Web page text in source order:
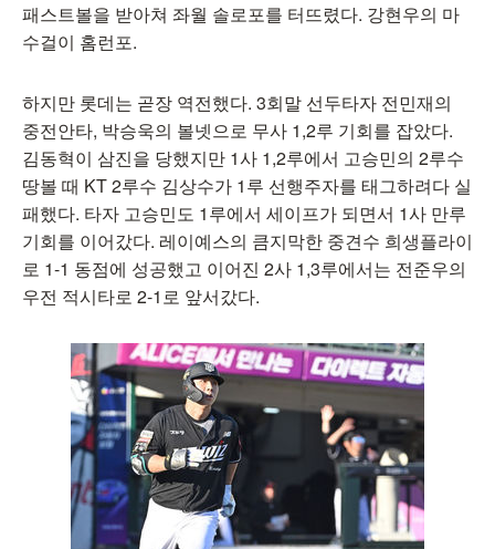
패스트볼을 받아쳐 좌월 솔로포를 터뜨렸다. 강현우의 마
수걸이 홈런포.
하지만 롯데는 곧장 역전했다. 3회말 선두타자 전민재의
중전안타, 박승욱의 볼넷으로 무사 1,2루 기회를 잡았다.
김동혁이 삼진을 당했지만 1사 1,2루에서 고승민의 2루수
땅볼 때 KT 2루수 김상수가 1루 선행주자를 태그하려다 실
패했다. 타자 고승민도 1루에서 세이프가 되면서 1사 만루
기회를 이어갔다. 레이예스의 큼지막한 중견수 희생플라이
로 1-1 동점에 성공했고 이어진 2사 1,3루에서는 전준우의
우전 적시타로 2-1로 앞서갔다.